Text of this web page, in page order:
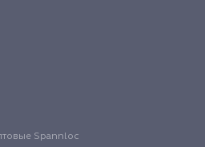
Spannloc